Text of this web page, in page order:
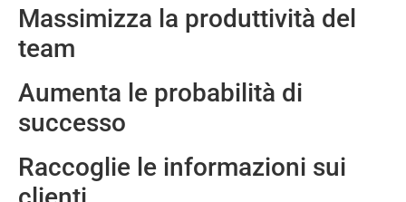
Massimizza la produttività del
team
Aumenta le probabilità di
successo
Raccoglie le informazioni sui